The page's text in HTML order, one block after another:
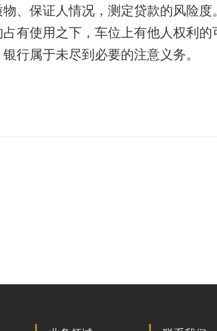
、保证人情况，测定贷款的风险
有使用之下，车位上有他人权利
行属于未尽到必要的注意义务。